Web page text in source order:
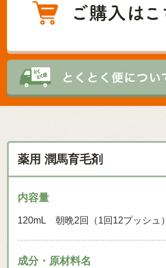
薬用 潤馬育毛剤
内容量
120mL 朝晩2回（1回12プッシュ）
成分・原材料名